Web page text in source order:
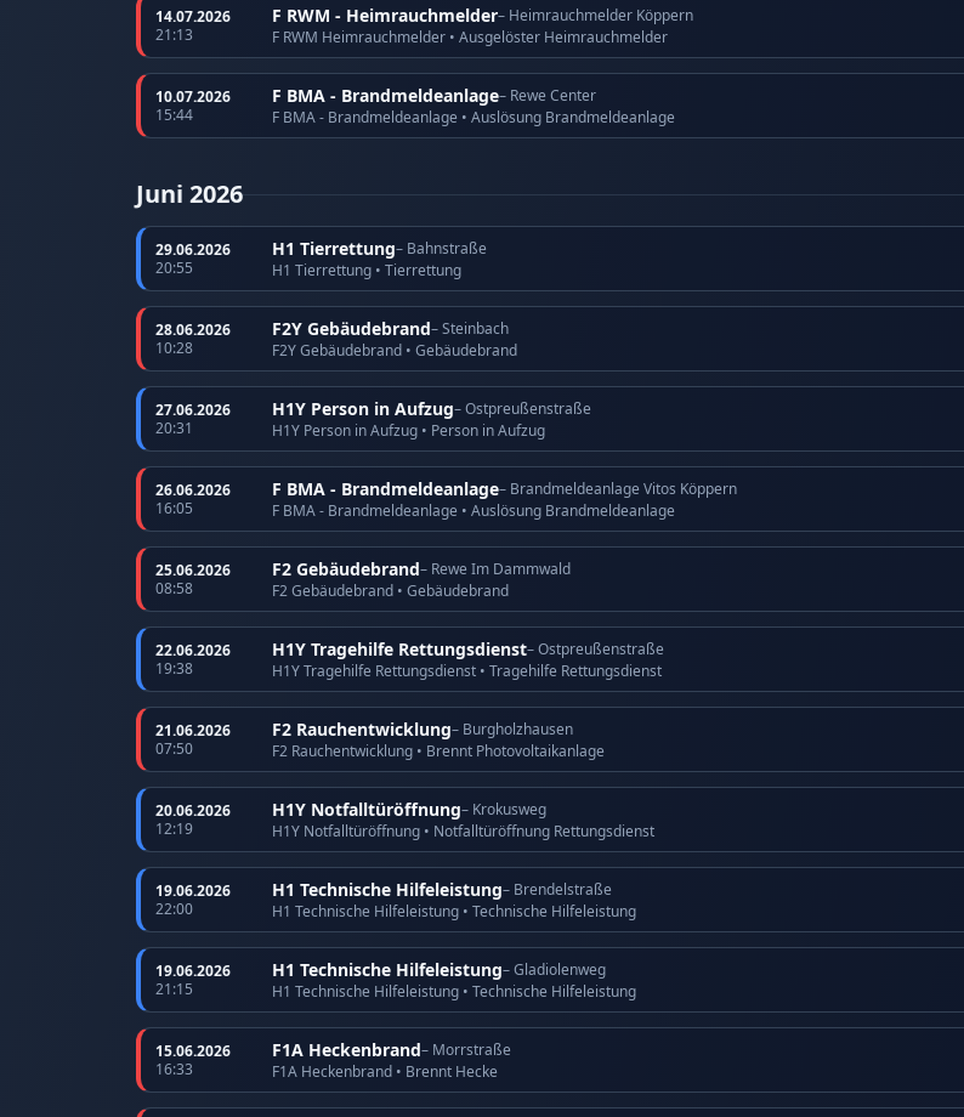
14.07.2026
21:13
F RWM - Heimrauchmelder– Heimrauchmelder Köppern
F RWM Heimrauchmelder • Ausgelöster Heimrauchmelder
10.07.2026
15:44
F BMA - Brandmeldeanlage– Rewe Center
F BMA - Brandmeldeanlage • Auslösung Brandmeldeanlage
Juni 2026
29.06.2026
20:55
H1 Tierrettung– Bahnstraße
H1 Tierrettung • Tierrettung
28.06.2026
10:28
F2Y Gebäudebrand– Steinbach
F2Y Gebäudebrand • Gebäudebrand
27.06.2026
20:31
H1Y Person in Aufzug– Ostpreußenstraße
H1Y Person in Aufzug • Person in Aufzug
26.06.2026
16:05
F BMA - Brandmeldeanlage– Brandmeldeanlage Vitos Köppern
F BMA - Brandmeldeanlage • Auslösung Brandmeldeanlage
25.06.2026
08:58
F2 Gebäudebrand– Rewe Im Dammwald
F2 Gebäudebrand • Gebäudebrand
22.06.2026
19:38
H1Y Tragehilfe Rettungsdienst– Ostpreußenstraße
H1Y Tragehilfe Rettungsdienst • Tragehilfe Rettungsdienst
21.06.2026
07:50
F2 Rauchentwicklung– Burgholzhausen
F2 Rauchentwicklung • Brennt Photovoltaikanlage
20.06.2026
12:19
H1Y Notfalltüröffnung– Krokusweg
H1Y Notfalltüröffnung • Notfalltüröffnung Rettungsdienst
19.06.2026
22:00
H1 Technische Hilfeleistung– Brendelstraße
H1 Technische Hilfeleistung • Technische Hilfeleistung
19.06.2026
21:15
H1 Technische Hilfeleistung– Gladiolenweg
H1 Technische Hilfeleistung • Technische Hilfeleistung
15.06.2026
16:33
F1A Heckenbrand– Morrstraße
F1A Heckenbrand • Brennt Hecke